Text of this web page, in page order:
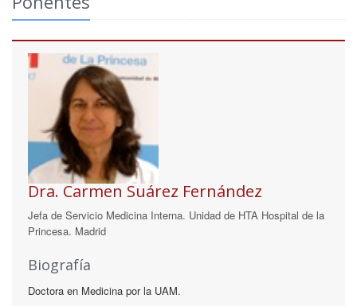
Dra. Carmen Suárez Fernández
Jefa de Servicio Medicina Interna. Unidad de HTA Hospital de la
Princesa. Madrid
Biografía
Doctora en Medicina por la UAM.